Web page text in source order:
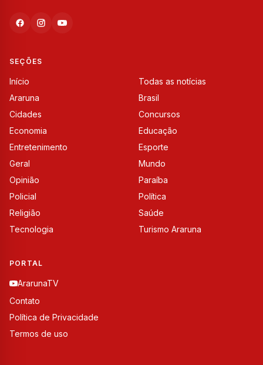
SEÇÕES
Início
Todas as notícias
Araruna
Brasil
Cidades
Concursos
Economia
Educação
Entretenimento
Esporte
Geral
Mundo
Opinião
Paraíba
Policial
Política
Religião
Saúde
Tecnologia
Turismo Araruna
PORTAL
ArarunaTV
Contato
Política de Privacidade
Termos de uso